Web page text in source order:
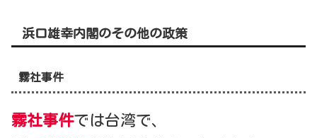
浜口雄幸内閣のその他の政策
霧社事件
霧社事件では台湾で、